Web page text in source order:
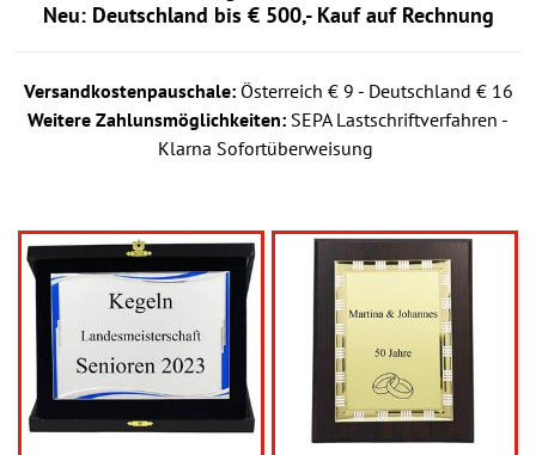
Neu: Deutschland bis € 500,- Kauf auf Rechnung
Versandkostenpauschale:Österreich € 9 - Deutschland € 16
Weitere Zahlunsmöglichkeiten: SEPA Lastschriftverfahren -
Klarna Sofortüberweisung